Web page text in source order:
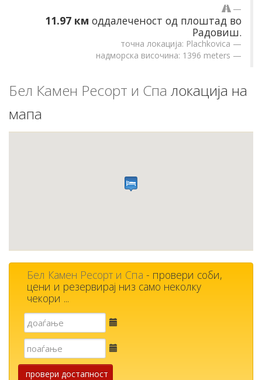
11.97 км оддалеченост од плоштад во
Радовиш.
точна локација: Plachkovica
надморска височина: 1396 meters
Бел Камен Ресорт и Спа локација на
мапа
Бел Камен Ресорт и Спа - провери соби,
цени и резервирај низ само неколку
чекори ...
Е-
пошта
Е-
пошта
провери достапност